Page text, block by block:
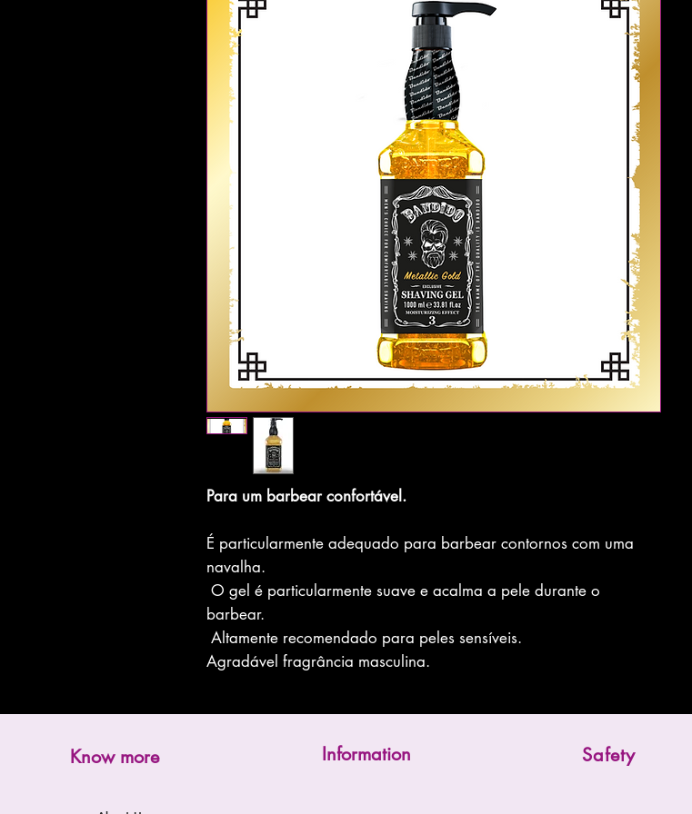
Para um barbear confortável.
É particularmente adequado para barbear contornos com uma
navalha.
O gel é particularmente suave e acalma a pele durante o
barbear.
Altamente recomendado para peles sensíveis.
Agradável fragrância masculina.
Know more Information Safety